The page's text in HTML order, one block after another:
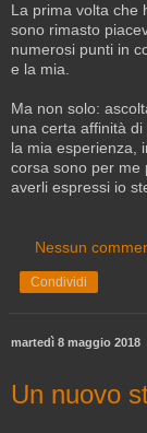
La prima volta che
sono rimasto
numerosi punti in
e la mia.
Ma non solo:
una certa affinità
la mia esperienza,
corsa sono per me
averli espressi io
Nessun
Condividi
martedì 8 maggio 2018
Un nuovo